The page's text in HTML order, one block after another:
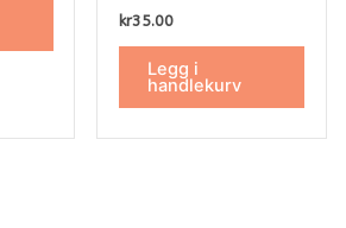
kr35.00
Legg i
handlekurv